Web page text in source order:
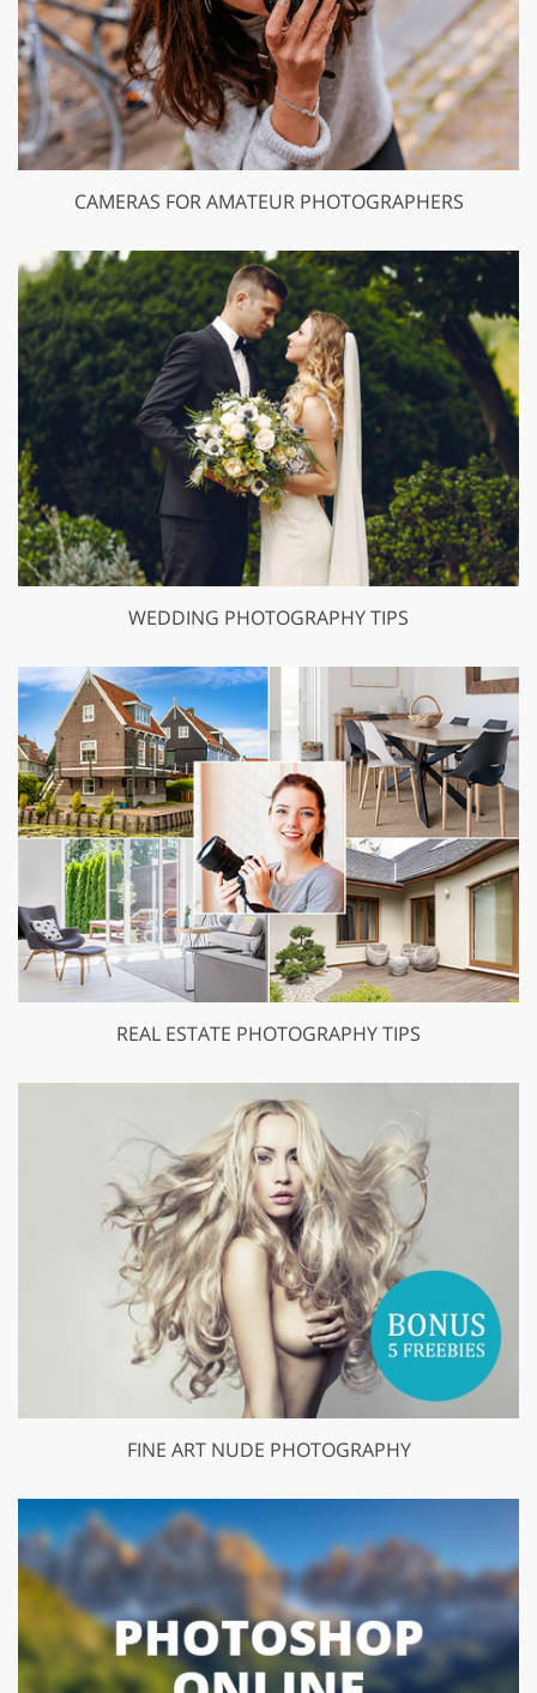
CAMERAS FOR AMATEUR PHOTOGRAPHERS
WEDDING PHOTOGRAPHY TIPS
REAL ESTATE PHOTOGRAPHY TIPS
FINE ART NUDE PHOTOGRAPHY